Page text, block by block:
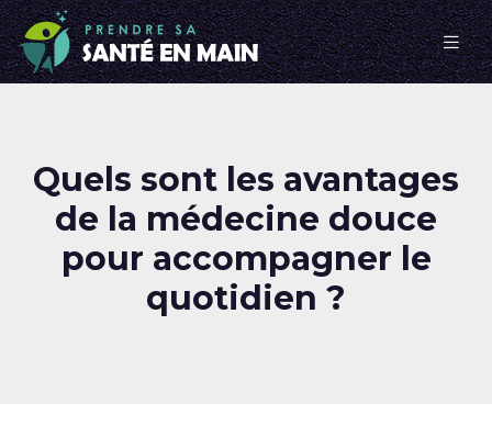
Quels sont les avantages
de la médecine douce
pour accompagner le
quotidien ?